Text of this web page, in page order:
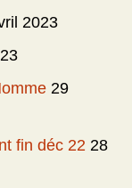
2023
29
fin déc 22 28